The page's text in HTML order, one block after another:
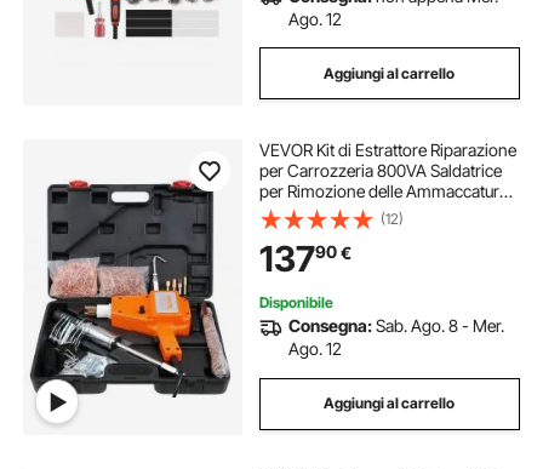
Ago. 12
Aggiungi al carrello
VEVOR Kit di Estrattore Riparazione
per Carrozzeria 800VA Saldatrice
per Rimozione delle Ammaccature
Saldatore a Punti 32x24cm,
Strumenti per la Riparazione delle
Ammaccature per Carrozzeria
Autocarri
(12)
13790€
Disponibile
Consegna:Sab. Ago. 8 - Mer.
Ago. 12
Aggiungi al carrello